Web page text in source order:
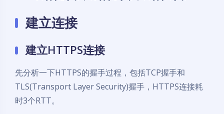
建立连接
建立HTTPS连接
先分析一下HTTPS的握手过程，包括TCP握手和
TLS(Transport Layer Security)握手，HTTPS连接耗
时3个RTT。